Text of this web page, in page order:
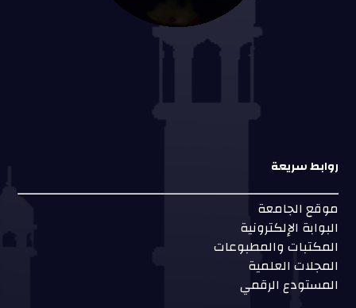
روابط سريعة
موقع الجامعة
البوابة الإلكترونية
المكتبات والمطبوعات
المجلات العلمية
المستودع الرقمي